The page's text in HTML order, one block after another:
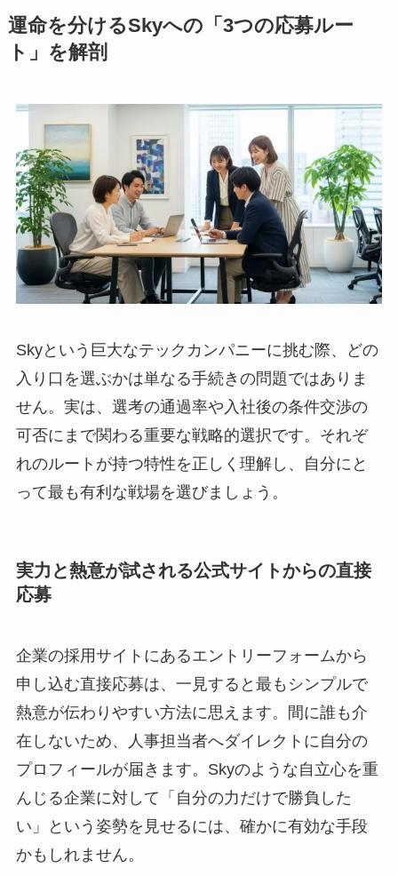
運命を分けるSkyへの「3つの応募ルー
ト」を解剖
Skyという巨大なテックカンパニーに挑む際、どの
入り口を選ぶかは単なる手続きの問題ではありま
せん。実は、選考の通過率や入社後の条件交渉の
可否にまで関わる重要な戦略的選択です。それぞ
れのルートが持つ特性を正しく理解し、自分にと
って最も有利な戦場を選びましょう。
実力と熱意が試される公式サイトからの直接
応募
企業の採用サイトにあるエントリーフォームから
申し込む直接応募は、一見すると最もシンプルで
熱意が伝わりやすい方法に思えます。間に誰も介
在しないため、人事担当者へダイレクトに自分の
プロフィールが届きます。Skyのような自立心を重
んじる企業に対して「自分の力だけで勝負した
い」という姿勢を見せるには、確かに有効な手段
かもしれません。